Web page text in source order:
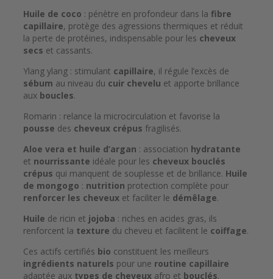
Huile de coco : pénètre en profondeur dans la fibre
capillaire, protège des agressions thermiques et réduit
la perte de protéines, indispensable pour les cheveux
secs et cassants.
Ylang ylang : stimulant capillaire, il régule l’excès de
sébum au niveau du cuir chevelu et apporte brillance
aux boucles.
Romarin : relance la microcirculation et favorise la
pousse des cheveux crépus fragilisés.
Aloe vera et huile d’argan : association hydratante
et nourrissante idéale pour les cheveux bouclés
crépus qui manquent de souplesse et de brillance. Huile
de mongogo : nutrition protection complète pour
renforcer les cheveux et faciliter le démêlage.
Huile de ricin et jojoba : riches en acides gras, ils
renforcent la texture du cheveu et facilitent le coiffage.
Ces actifs certifiés bio constituent les meilleurs
ingrédients naturels pour une routine capillaire
adaptée aux types de cheveux afro et bouclés.